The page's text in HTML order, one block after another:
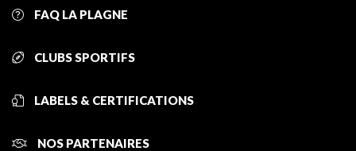
FAQ LA PLAGNE
CLUBS SPORTIFS
LABELS & CERTIFICATIONS
NOS PARTENAIRES